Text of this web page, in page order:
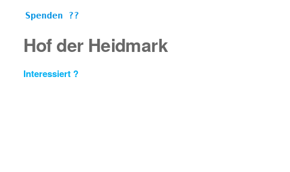
Spenden ??
Hof der Heidmark
Interessiert ?